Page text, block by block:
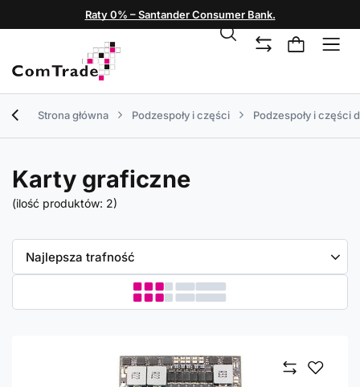
Raty 0% – Santander Consumer Bank.
Strona główna Podzespoły i części Podzespoły i części
Karty graficzne
(ilość produktów: 2)
Zmień sortowanie
Najlepsza trafność